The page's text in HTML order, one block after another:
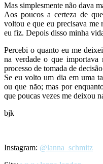
Mas simplesmente não dava
Aos poucos a certeza de
voltou e que eu precisava me
eu fiz. Depois disso minha
Percebi o quanto eu me
na verdade o que importava
processo de tomada de
Se eu volto um dia em uma
ou que não; mas por
que poucas vezes me deixou
bjk
Instagram: @lanna_schmitz